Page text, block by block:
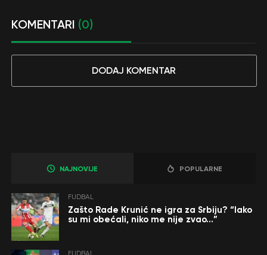
KOMENTARI (0)
DODAJ KOMENTAR
NAJNOVIJE POPULARNE
FUDBAL
Zašto Rade Krunić ne igra za Srbiju? “Iako
su mi obećali, niko me nije zvao…”